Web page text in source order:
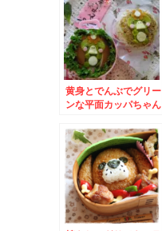
黄身とでんぶでグリー
ンな平面カッパちゃん